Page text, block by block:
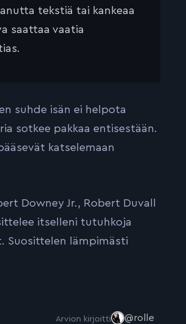
tekstiä tai kankeaa
saattaa vaatia
suhde isän ei helpota
sotkee pakkaa entisestään.
katselemaan
Downey Jr., Robert Duvall
itselleni tutuhkoja
Suosittelen lämpimästi
Arvion kirjoitti @rolle